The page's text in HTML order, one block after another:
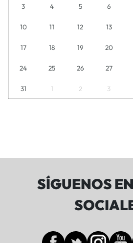
3 4 5 6
10 11 12 13
17 18 19 20
24 25 26 27
31 1 2 3
SÍGUENOS